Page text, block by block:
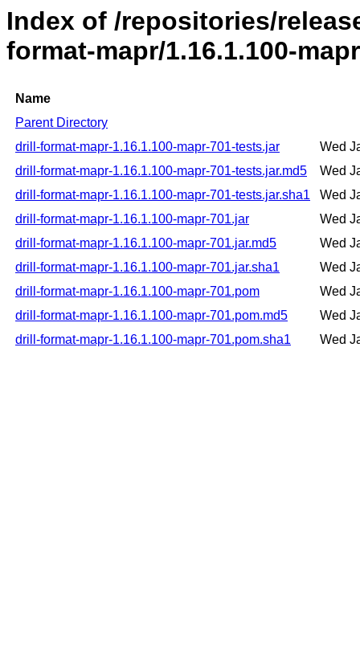
Index of /repositories/
format-mapr/1.16.1.100-
Name
Parent Directory
drill-format-mapr-1.16.1.100-mapr-701-tests.jar
Wed
drill-format-mapr-1.16.1.100-mapr-701-tests.jar.md5
Wed
drill-format-mapr-1.16.1.100-mapr-701-tests.jar.sha1
Wed
drill-format-mapr-1.16.1.100-mapr-701.jar
Wed
drill-format-mapr-1.16.1.100-mapr-701.jar.md5
Wed
drill-format-mapr-1.16.1.100-mapr-701.jar.sha1
Wed
drill-format-mapr-1.16.1.100-mapr-701.pom
Wed
drill-format-mapr-1.16.1.100-mapr-701.pom.md5
Wed
drill-format-mapr-1.16.1.100-mapr-701.pom.sha1
Wed